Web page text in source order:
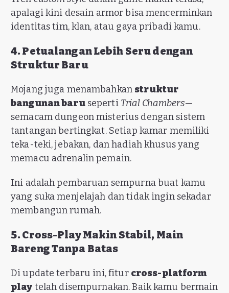
apalagi kini desain armor bisa mencerminkan
identitas tim, klan, atau gaya pribadi kamu.
4. Petualangan Lebih Seru dengan
Struktur Baru
Mojang juga menambahkan struktur
bangunan baruseperti Trial Chambers—
semacam dungeon misterius dengan sistem
tantangan bertingkat. Setiap kamar memiliki
teka-teki, jebakan, dan hadiah khusus yang
memacu adrenalin pemain.
Ini adalah pembaruan sempurna buat kamu
yang suka menjelajah dan tidak ingin sekadar
membangun rumah.
5. Cross-Play Makin Stabil, Main
Bareng Tanpa Batas
Di update terbaru ini, fitur cross-platform
play telah disempurnakan. Baik kamu bermain